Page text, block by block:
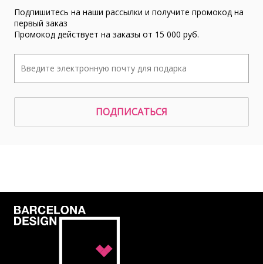
Подпишитесь на наши рассылки и получите промокод на
первый заказ
Промокод действует на заказы от 15 000 руб.
ПОДПИСАТЬСЯ